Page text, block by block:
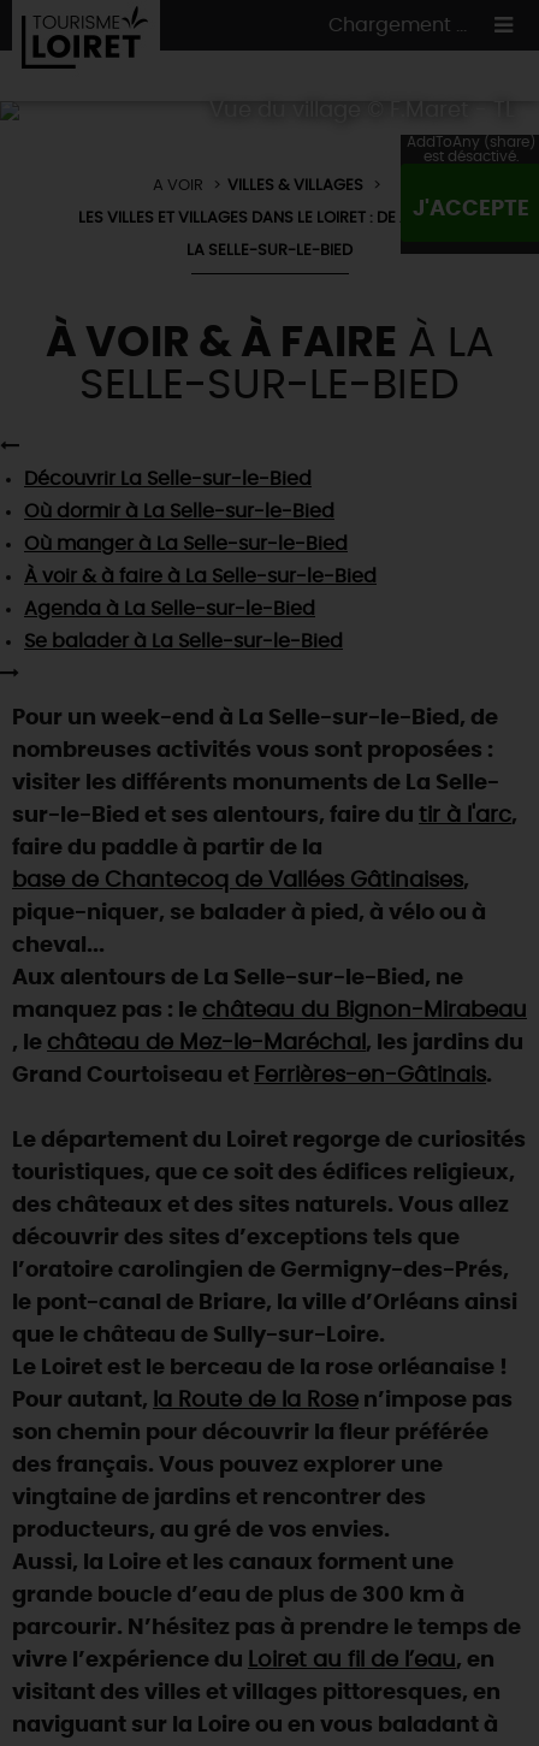
Chargement ...
ON A TESTÉPOUR VOUS
VOSENVIES
HÉBERGEMENTS
INSOLITES
RÉSERVER MAINTENANT
NATURE
TOUTES LES VISITES
EN MODECIRCUITS & BALADES
TOUS À L'EAU !
...ETAUSSI
TOUTES LES ACTIVITÉS
Où manger
Artistes et Artisans d'Art
Nosspécialités du terroiretproducteurs
Visitesgourmandesetcréatives
Vins etvignobles
Chic,une aire de pique-nique
Par ici lesguinguettes
La Route des Métiers d'Art
TOUT L'ART DE VIVRE
Téléchargez le Guide de l'été 2026 🤽🌞
Avis de fraicheur ici pour éviter la chaleur 🥵
Des vacances auprès des animaux 🐎
(re)Découvrir les coulisses de la Faïencerie de
Gien !
Une saison de festivals 🎉
Rendez-vous de la nature en 2026
Des sorties en famille dans le Loiret !
Programme des animations "Loiret au fil de l'eau"
2026
AUJOURD'HUI
DEMAIN
CE WEEK-END
CETTE SEMAINE
TOUT L'AGENDA
SE REPÉRER,SE DÉPLACER
INFOS &SERVICES
A VOIR VILLES & VILLAGES
LES VILLES ET VILLAGES DANS LE LOIRET : DE À À Z
LA SELLE-SUR-LE-BIED
À VOIR & À FAIRE À LA
SELLE-SUR-LE-BIED
Découvrir La Selle-sur-le-Bied
Où dormir à La Selle-sur-le-Bied
Où manger à La Selle-sur-le-Bied
À voir & à faire à La Selle-sur-le-Bied
Agenda à La Selle-sur-le-Bied
Se balader à La Selle-sur-le-Bied
Pour un week-end à La Selle-sur-le-Bied, de
nombreuses activités vous sont proposées :
visiter les différents monuments de La Selle-
sur-le-Bied et ses alentours, faire du tir à l'arc,
faire du paddle à partir de la
base de Chantecoq de Vallées Gâtinaises,
pique-niquer, se balader à pied, à vélo ou à
cheval...
Aux alentours de La Selle-sur-le-Bied, ne
manquez pas : le château du Bignon-Mirabeau
, le château de Mez-le-Maréchal , les jardins du
Grand Courtoiseau et Ferrières-en-Gâtinais.
Le département du Loiret regorge de curiosités
touristiques, que ce soit des édifices religieux,
des châteaux et des sites naturels. Vous allez
découvrir des sites d’exceptions tels que
l’oratoire carolingien de Germigny-des-Prés,
le pont-canal de Briare, la ville d’Orléans ainsi
que le château de Sully-sur-Loire.
Le Loiret est le berceau de la rose orléanaise !
Pour autant, la Route de la Rose n’impose pas
son chemin pour découvrir la fleur préférée
des français. Vous pouvez explorer une
vingtaine de jardins et rencontrer des
producteurs, au gré de vos envies.
Aussi, la Loire et les canaux forment une
grande boucle d’eau de plus de 300 km à
parcourir. N’hésitez pas à prendre le temps de
vivre l’expérience du Loiret au fil de l’eau, en
visitant des villes et villages pittoresques, en
naviguant sur la Loire ou en vous baladant à
AddToAny (share)
est désactivé.
J'ACCEPTE